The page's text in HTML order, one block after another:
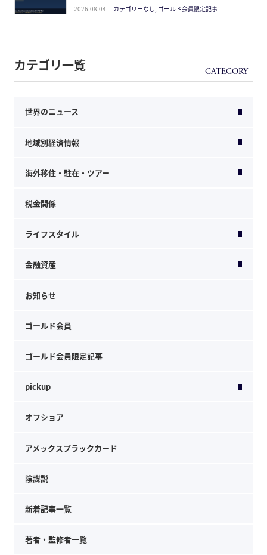
2026.08.04 カテゴリーなし, ゴールド会員限定記事
カテゴリ一覧
世界のニュース
地域別経済情報
海外移住・駐在・ツアー
税金関係
ライフスタイル
金融資産
お知らせ
ゴールド会員
ゴールド会員限定記事
pickup
オフショア
アメックスブラックカード
陰謀説
新着記事一覧
著者・監修者一覧